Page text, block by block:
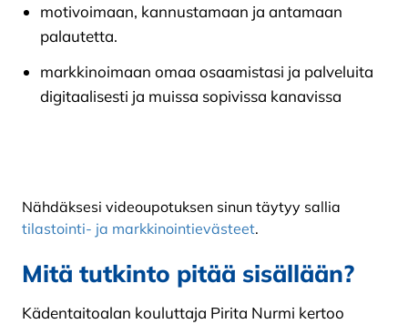
motivoimaan, kannustamaan ja antamaan
palautetta.
markkinoimaan omaa osaamistasi ja palveluita
digitaalisesti ja muissa sopivissa kanavissa
Nähdäksesi videoupotuksen sinun täytyy sallia
tilastointi- ja markkinointievästeet.
Mitä tutkinto pitää sisällään?
Kädentaitoalan kouluttaja Pirita Nurmi kertoo